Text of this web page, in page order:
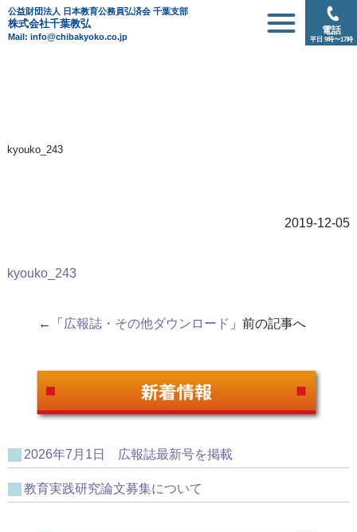
公益財団法人 日本教育公務員弘済会 千葉支部
株式会社千葉教弘
Mail: info@chibakyoko.co.jp
電話
平日 9時〜17時
kyouko_243
2019-12-05
kyouko_243
←「 広報誌・その他ダウンロード 」前の記事へ
2026年7月1日 広報誌最新号を掲載
教育実践研究論文募集について